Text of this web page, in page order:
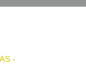
-